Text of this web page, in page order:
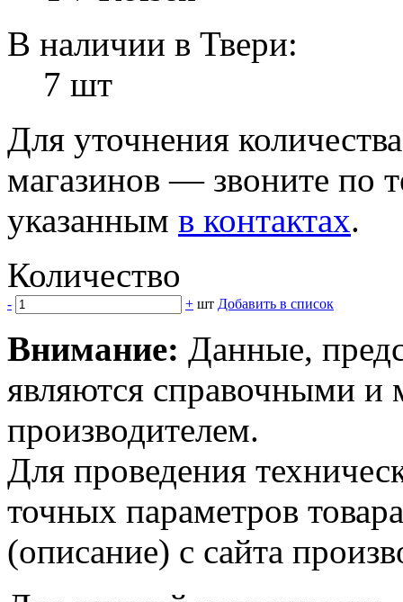
В наличии в Твери:
7 шт
Для уточнения
магазинов — звоните по
указанным в контактах.
Количество
- + шт Добавить в список
Внимание: Данные,
являются справочными и
производителем.
Для проведения
точных параметров
(описание) с сайта